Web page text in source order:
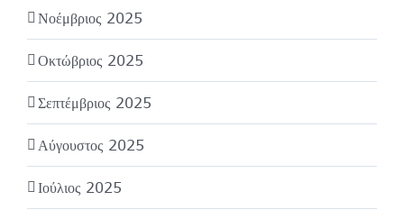
Νοέμβριος 2025
Οκτώβριος 2025
Σεπτέμβριος 2025
Αύγουστος 2025
Ιούλιος 2025